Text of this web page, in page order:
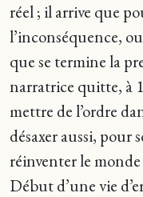
réel ; il arrive que
l’inconséquence,
que se termine la
narratrice quitte, à
mettre de l’ordre
désaxer aussi, pour
réinventer le
Début d’une vie